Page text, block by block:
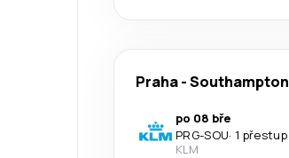
Praha-Southampton
po 08 bře
PRG-SOU· 1 přestup
KLM